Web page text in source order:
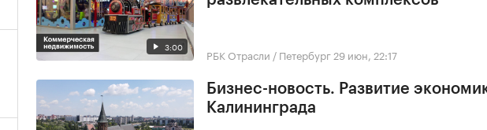
3:00 РБК Отрасли / Петербург 29 июн, 22:17
Бизнес-новость. Развитие
Калининграда